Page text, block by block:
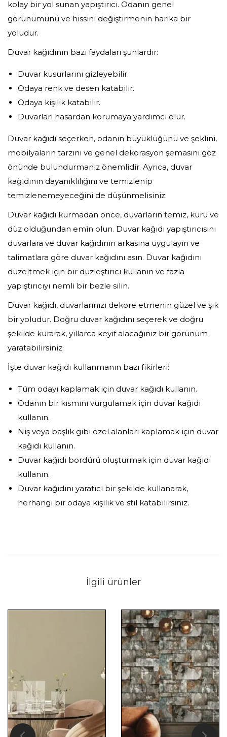
kolay bir yol sunan yapıştırıcı. Odanın genel
görünümünü ve hissini değiştirmenin harika bir
yoludur.
Duvar kağıdının bazı faydaları şunlardır:
Duvar kusurlarını gizleyebilir.
Odaya renk ve desen katabilir.
Odaya kişilik katabilir.
Duvarları hasardan korumaya yardımcı olur.
Duvar kağıdı seçerken, odanın büyüklüğünü ve şeklini,
mobilyaların tarzını ve genel dekorasyon şemasını göz
önünde bulundurmanız önemlidir. Ayrıca, duvar
kağıdının dayanıklılığını ve temizlenip
temizlenemeyeceğini de düşünmelisiniz.
Duvar kağıdı kurmadan önce, duvarların temiz, kuru ve
düz olduğundan emin olun. Duvar kağıdı yapıştırıcısını
duvarlara ve duvar kağıdının arkasına uygulayın ve
talimatlara göre duvar kağıdını asın. Duvar kağıdını
düzeltmek için bir düzleştirici kullanın ve fazla
yapıştırıcıyı nemli bir bezle silin.
Duvar kağıdı, duvarlarınızı dekore etmenin güzel ve şık
bir yoludur. Doğru duvar kağıdını seçerek ve doğru
şekilde kurarak, yıllarca keyif alacağınız bir görünüm
yaratabilirsiniz.
İşte duvar kağıdı kullanmanın bazı fikirleri:
Tüm odayı kaplamak için duvar kağıdı kullanın.
Odanın bir kısmını vurgulamak için duvar kağıdı
kullanın.
Niş veya başlık gibi özel alanları kaplamak için duvar
kağıdı kullanın.
Duvar kağıdı bordürü oluşturmak için duvar kağıdı
kullanın.
Duvar kağıdını yaratıcı bir şekilde kullanarak,
herhangi bir odaya kişilik ve stil katabilirsiniz.
İlgili ürünler